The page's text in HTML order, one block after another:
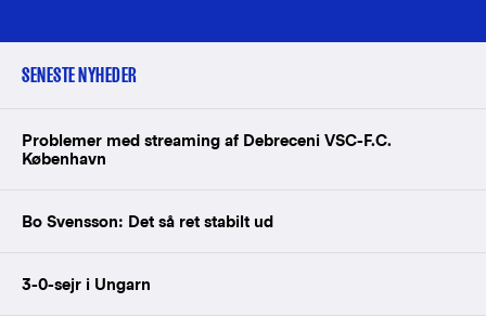
SENESTE NYHEDER
Problemer med streaming af Debreceni VSC-F.C.
København
Bo Svensson: Det så ret stabilt ud
3-0-sejr i Ungarn